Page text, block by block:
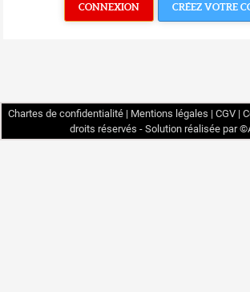
CONNEXION CRÉEZ VOTRE
Chartes de confidentialité | Mentions légales | CGV |
droits réservés - Solution réalisée par ©